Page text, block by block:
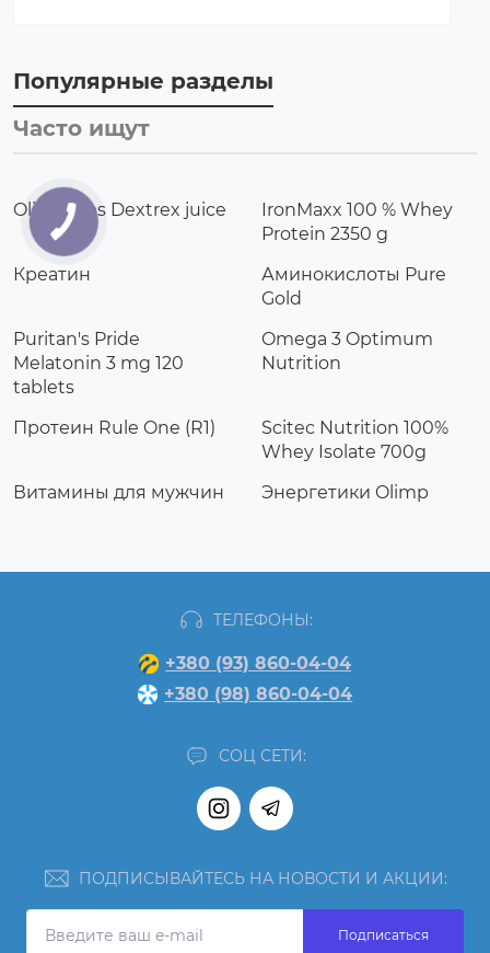
Популярные разделы
Часто ищут
Olimp labs Dextrex juice
IronMaxx 100 % Whey
Protein 2350 g
Креатин
Аминокислоты Pure
Gold
Puritan's Pride
Melatonin 3 mg 120
tablets
Omega 3 Optimum
Nutrition
Протеин Rule One (R1)
Scitec Nutrition 100%
Whey Isolate 700g
Витамины для мужчин
Энергетики Olimp
ТЕЛЕФОНЫ:
+380 (93) 860-04-04
+380 (98) 860-04-04
СОЦ СЕТИ:
ПОДПИСЫВАЙТЕСЬ НА НОВОСТИ И АКЦИИ:
Подписаться